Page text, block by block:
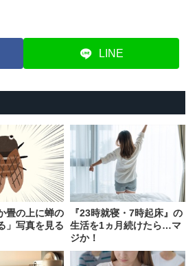
LINE
畳の上に蝉の
」写真を見る
『23時就寝・7時起床』の
生活を1ヵ月続けたら…マ
ジか！